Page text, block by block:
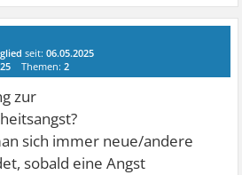
seit:06.05.2025
25 Themen:2
zur
sich immer neue/andere
sobald eine Angst